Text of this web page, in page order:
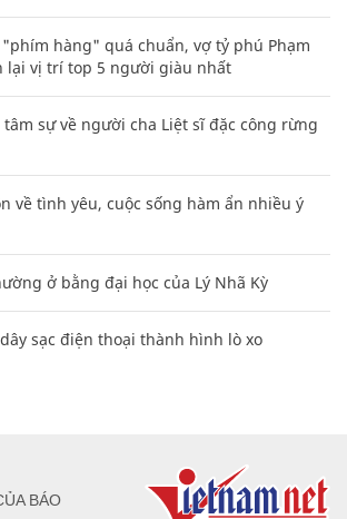
hàng" quá chuẩn, vợ tỷ phú Phạm
lại vị trí top 5 người giàu nhất
tâm sự về người cha Liệt sĩ đặc công rừng
về tình yêu, cuộc sống hàm ẩn nhiều ý
ở bằng đại học của Lý Nhã Kỳ
sạc điện thoại thành hình lò xo
BÁO